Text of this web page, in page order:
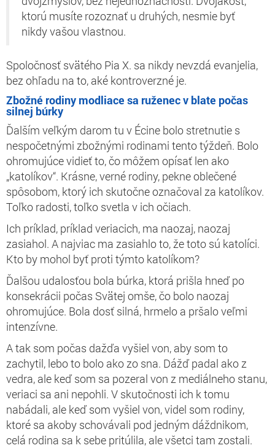
ktorú musíte rozoznať u druhých, nesmie byť
nikdy vašou vlastnou.
Spoločnosť svätého Pia X. sa nikdy nevzdá evanjelia,
bez ohľadu na to, aké kontroverzné je.
Zbožné rodiny modliace sa ruženec v blate počas
silnej búrky
Ďalším veľkým darom tu v Écine bolo stretnutie s
nespočetnými zbožnými rodinami tento týždeň. Bolo
ohromujúce vidieť to, čo môžem opísať len ako
„katolíkov“. Krásne, verné rodiny, pekne oblečené
spôsobom, ktorý ich skutočne označoval za katolíkov.
Toľko radosti, toľko svetla v ich očiach.
Ich príklad, príklad veriacich, ma naozaj, naozaj
zasiahol. A najviac ma zasiahlo to, že toto sú katolíci.
Kto by mohol byť proti týmto katolíkom?
Ďalšou udalosťou bola búrka, ktorá prišla hneď po
konsekrácii počas Svätej omše, čo bolo naozaj
ohromujúce. Bola dosť silná, hrmelo a pršalo veľmi
intenzívne.
A tak som počas dažďa vyšiel von, aby som to
zachytil, lebo to bolo ako zo sna. Dážď padal ako z
vedra, ale keď som sa pozeral von z mediálneho stanu,
veriaci sa ani nepohli. V skutočnosti ich k tomu
nabádali, ale keď som vyšiel von, videl som rodiny,
ktoré sa akoby schovávali pod jedným dáždnikom,
celá rodina sa k sebe pritúlila, ale všetci tam zostali.